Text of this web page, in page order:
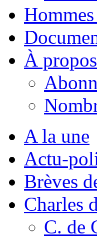
À
A la une
Actu-
Brèves
Charles
C. de